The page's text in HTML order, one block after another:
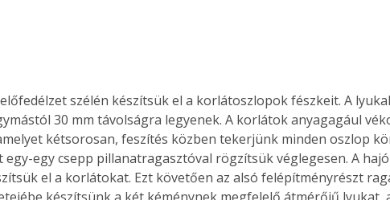
szélén készítsük el a korlátoszlopok fészkeit. A
30 mm távolságra legyenek. A korlátok anyagagául
kétsorosan, feszítés közben tekerjünk minden oszlop
egy csepp pillanatragasztóval rögzítsük véglegesen. A
el a korlátokat. Ezt követően az alsó felépítményrészt